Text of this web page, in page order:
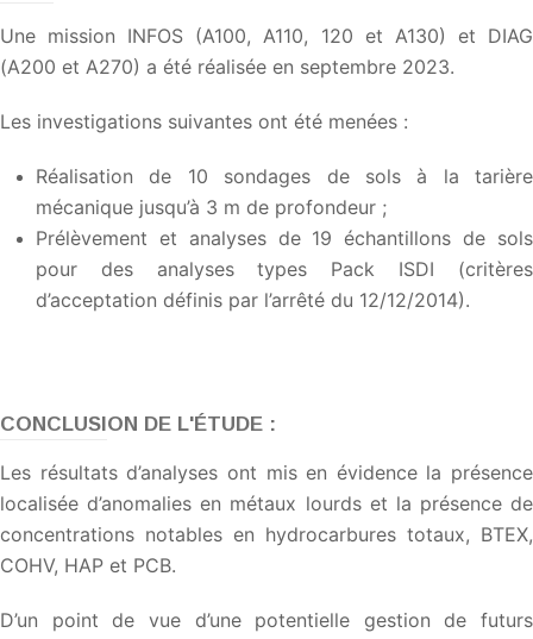
Une mission INFOS (A100, A110, 120 et A130) et DIAG
(A200 et A270) a été réalisée en septembre 2023.
Les investigations suivantes ont été menées :
Réalisation de 10 sondages de sols à la tarière
mécanique jusqu’à 3 m de profondeur ;
Prélèvement et analyses de 19 échantillons de sols
pour des analyses types Pack ISDI (critères
d’acceptation définis par l’arrêté du 12/12/2014).
CONCLUSION DE L'ÉTUDE :
Les résultats d’analyses ont mis en évidence la présence
localisée d’anomalies en métaux lourds et la présence de
concentrations notables en hydrocarbures totaux, BTEX,
COHV, HAP et PCB.
D’un point de vue d’une potentielle gestion de futurs